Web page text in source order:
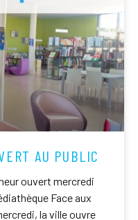
AU PUBLIC
ouvert mercredi
Face aux
la ville ouvre